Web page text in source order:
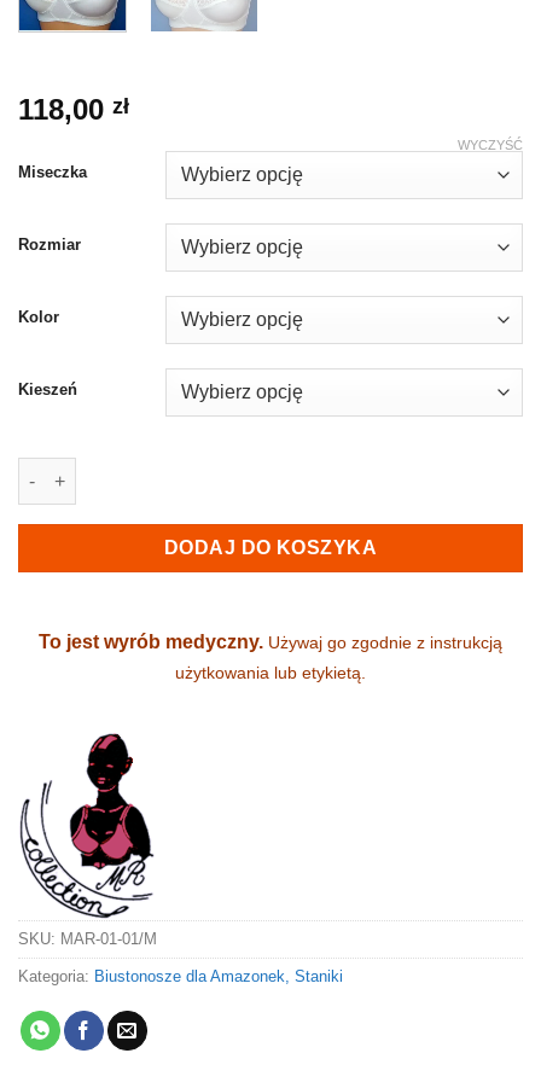
118,00 zł
Miseczka
Rozmiar
Kolor
Kieszeń
WYCZYŚĆ
DODAJ DO KOSZYKA
To jest wyrób medyczny. Używaj go zgodnie z instrukcją
użytkowania lub etykietą.
SKU: MAR-01-01/M
Kategoria: Biustonosze dla Amazonek, Staniki